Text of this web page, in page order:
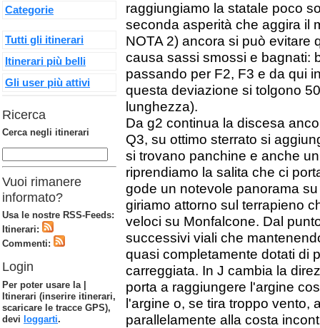
raggiungiamo la statale poco
seconda asperità che aggira il
NOTA 2) ancora si può evitare
causa sassi smossi e bagnati:
passando per F2, F3 e da qui
questa deviazione si tolgono
lunghezza).
Da g2 continua la discesa
Q3, su ottimo sterrato si
si trovano panchine e anche
riprendiamo la salita che ci
gode un notevole panorama
giriamo attorno sul terrapieno
veloci su Monfalcone. Dal
successivi viali che
quasi completamente dotati di
carreggiata. In J cambia la
porta a raggiungere l'argine
l'argine o, se tira troppo vento,
parallelamente alla costa
Categorie
Tutti gli itinerari
Itinerari più belli
Gli user più attivi
Ricerca
Cerca negli itinerari
Vuoi rimanere
informato?
Usa le nostre RSS-Feeds:
Itinerari:
Commenti:
Login
Per poter usare la |
Itinerari (inserire itinerari,
scaricare le tracce GPS),
devi loggarti.